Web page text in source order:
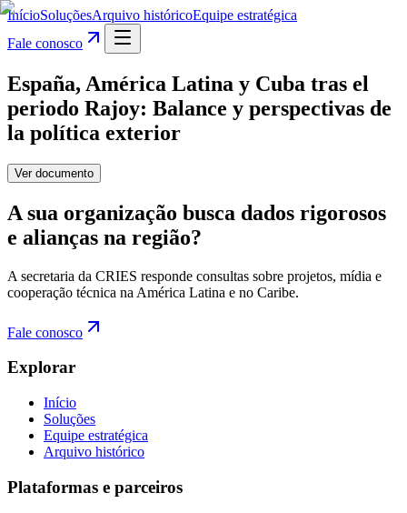
InícioSoluçõesArquivo históricoEquipe estratégica
Fale conosco
España, América Latina y Cuba tras el
periodo Rajoy: Balance y perspectivas de
la política exterior
Ver documento
A sua organização busca dados rigorosos
e alianças na região?
A secretaria da CRIES responde consultas sobre projetos, mídia e
cooperação técnica na América Latina e no Caribe.
Fale conosco
Explorar
Início
Soluções
Equipe estratégica
Arquivo histórico
Plataformas e parceiros